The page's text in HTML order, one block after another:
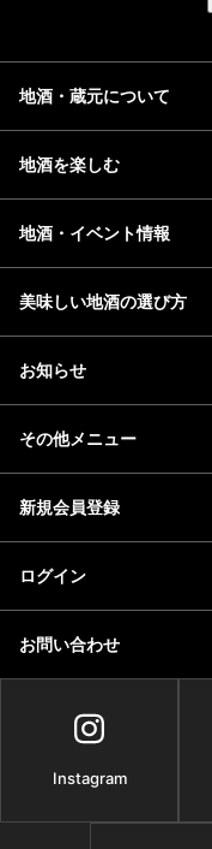
地酒・蔵元について
地酒を楽しむ
地酒・イベント情報
美味しい地酒の選び方
お知らせ
その他メニュー
新規会員登録
ログイン
お問い合わせ
Instagram